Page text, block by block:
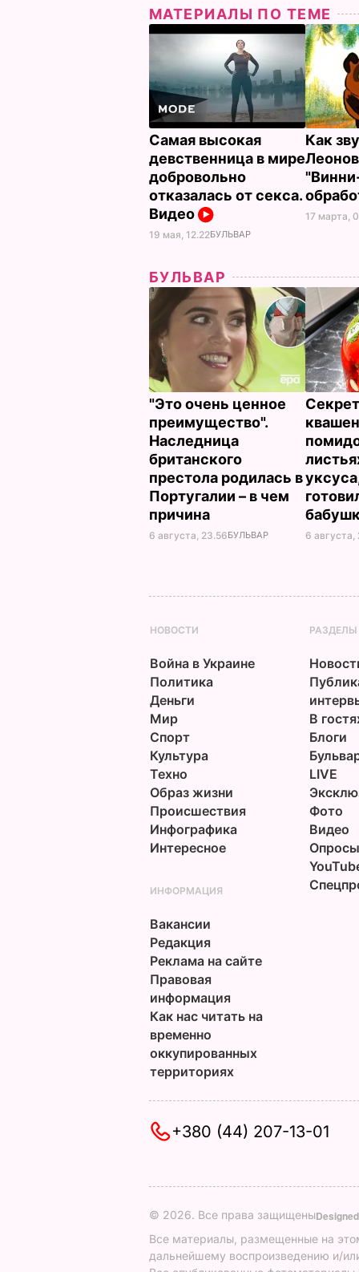
МАТЕРИАЛЫ ПО ТЕМЕ
Самая высокая
девственница в мире
добровольно
отказалась от секса.
Видео
19 мая, 12.22БУЛЬВАР
Как
17 марта,
БУЛЬВАР
"Это очень ценное
преимущество".
Наследница
британского
престола родилась в
Португалии – в чем
причина
6 августа, 23.56БУЛЬВАР 6 августа,
НОВОСТИ
Война в Украине
Политика
Деньги
Мир
Спорт
Культура
Техно
Образ жизни
Происшествия
Инфографика
Интересное
РАЗДЕЛЫ
В
Блоги
LIVE
Фото
Видео
Опросы
ИНФОРМАЦИЯ
Вакансии
Редакция
Реклама на сайте
Правовая
информация
Как нас читать на
временно
оккупированных
территориях
+380 (44) 207-13-01
© 2026. Все права защищены
Все материалы, размещенные на
дальнейшему воспроизведению и/